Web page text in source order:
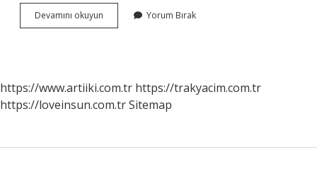
Devamını okuyun
Eksik
Yorum Bırak
https://www.artiiki.com.tr https://trakyacim.com.tr
https://loveinsun.com.trSitemap